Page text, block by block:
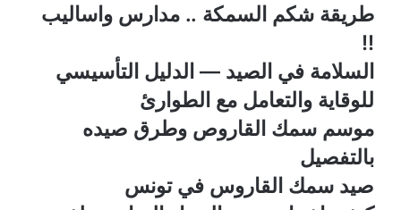
طريقة شكم السمكة .. مدارس واساليب
!!
السلامة في الصيد — الدليل التأسيسي
للوقاية والتعامل مع الطوارئ
موسم سمك القاروص وطرق صيده
بالتفصيل
صيد سمك القاروس في تونس